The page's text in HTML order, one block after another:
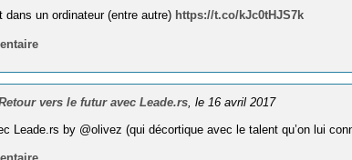
dans un ordinateur (entre autre) https://t.co/kJc0tHJS7k
vers le futur avec Leade.rs , le 16 avril 2017
Leade.rs by @olivez (qui décortique avec le talent qu’on lui